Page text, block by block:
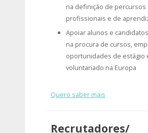
na definição de percursos
profissionais e de
Apoiar alunos e
na procura de cursos,
oportunidades de estágio
voluntariado na Europa
Quero saber mais
Recrutadores/